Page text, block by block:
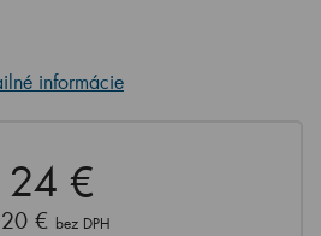
informácie
24 €
20 € bez DPH